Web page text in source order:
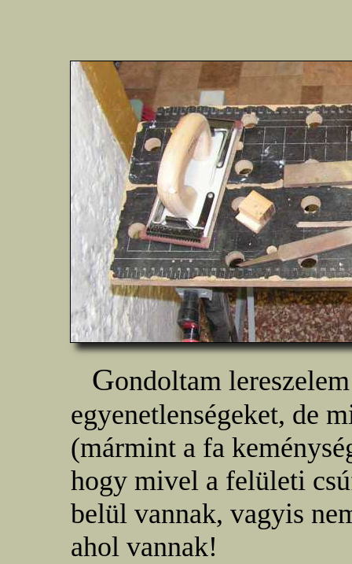
Gondoltam
egyenetlenségeket, de
(mármint a fa
hogy mivel a felületi
belül vannak, vagyis
ahol vannak!